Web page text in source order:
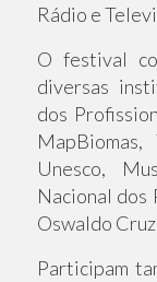
Rádio e
O festival
diversas
dos
Unesco,
Nacional dos
Oswaldo
Participam